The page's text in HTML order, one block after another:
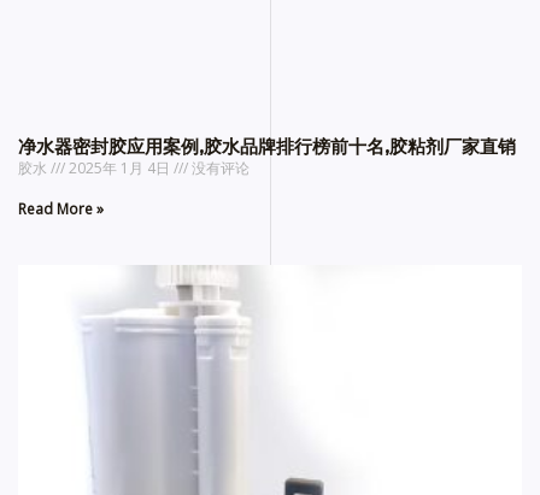
净水器密封胶应用案例,胶水品牌排行榜前十名,胶粘剂厂家直销
胶水 2025年 1月 4日
没有评论
Read More »